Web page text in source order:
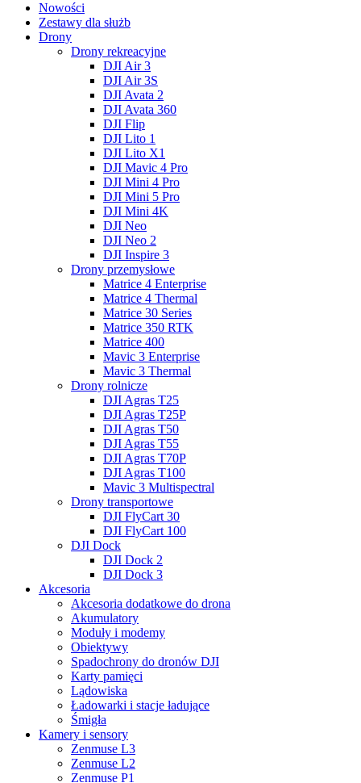
Nowości
Zestawy dla służb
Drony
Drony rekreacyjne
DJI Air 3
DJI Air 3S
DJI Avata 2
DJI Avata 360
DJI Flip
DJI Lito 1
DJI Lito X1
DJI Mavic 4 Pro
DJI Mini 4 Pro
DJI Mini 5 Pro
DJI Mini 4K
DJI Neo
DJI Neo 2
DJI Inspire 3
Drony przemysłowe
Matrice 4 Enterprise
Matrice 4 Thermal
Matrice 30 Series
Matrice 350 RTK
Matrice 400
Mavic 3 Enterprise
Mavic 3 Thermal
Drony rolnicze
DJI Agras T25
DJI Agras T25P
DJI Agras T50
DJI Agras T55
DJI Agras T70P
DJI Agras T100
Mavic 3 Multispectral
Drony transportowe
DJI FlyCart 30
DJI FlyCart 100
DJI Dock
DJI Dock 2
DJI Dock 3
Akcesoria
Akcesoria dodatkowe do drona
Akumulatory
Moduły i modemy
Obiektywy
Spadochrony do dronów DJI
Karty pamięci
Lądowiska
Ładowarki i stacje ładujące
Śmigła
Kamery i sensory
Zenmuse L3
Zenmuse L2
Zenmuse P1